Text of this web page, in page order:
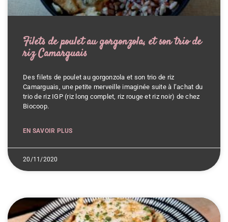
Filets de poulet au gorgonzola, et son trio de
riz Camarguais
Des filets de poulet au gorgonzola et son trio de riz
Camarguais, une petite merveille imaginée suite à l’achat du
trio de riz IGP (riz long complet, riz rouge et riz noir) de chez
Biocoop.
EN SAVOIR PLUS
20/11/2020